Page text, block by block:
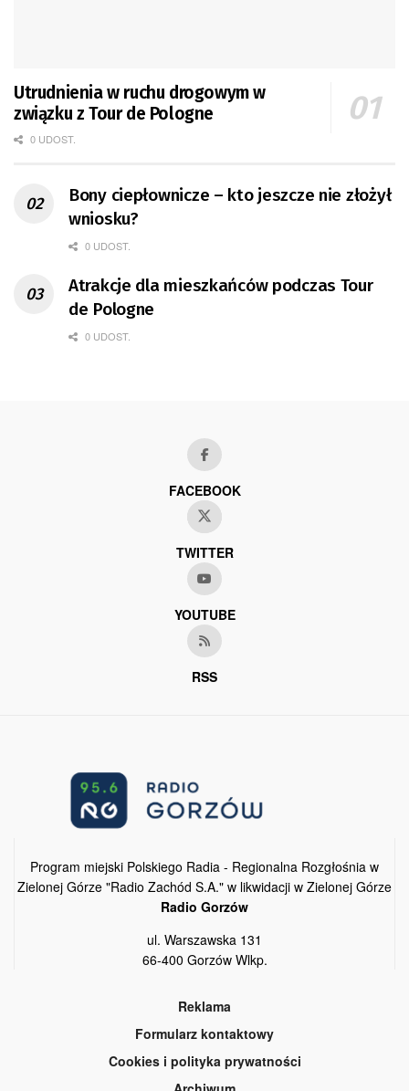
Utrudnienia w ruchu drogowym w
związku z Tour de Pologne
0 UDOST.
Bony ciepłownicze – kto jeszcze nie złożył
wniosku?
0 UDOST.
Atrakcje dla mieszkańców podczas Tour
de Pologne
0 UDOST.
FACEBOOK
TWITTER
YOUTUBE
RSS
Program miejski Polskiego Radia - Regionalna Rozgłośnia w
Zielonej Górze "Radio Zachód S.A." w likwidacji w Zielonej Górze
Radio Gorzów
ul. Warszawska 131
66-400 Gorzów Wlkp.
Reklama
Formularz kontaktowy
Cookies i polityka prywatności